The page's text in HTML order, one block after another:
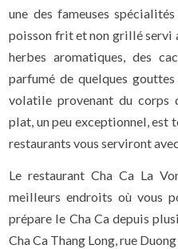
une des fameuses
poisson frit et non grillé servi
herbes aromatiques, des
parfumé de quelques
volatile provenant du corps
plat, un peu exceptionnel, est
restaurants vous serviront
Le restaurant Cha Ca La
meilleurs endroits où vous
prépare le Cha Ca depuis
Cha Ca Thang Long, rue